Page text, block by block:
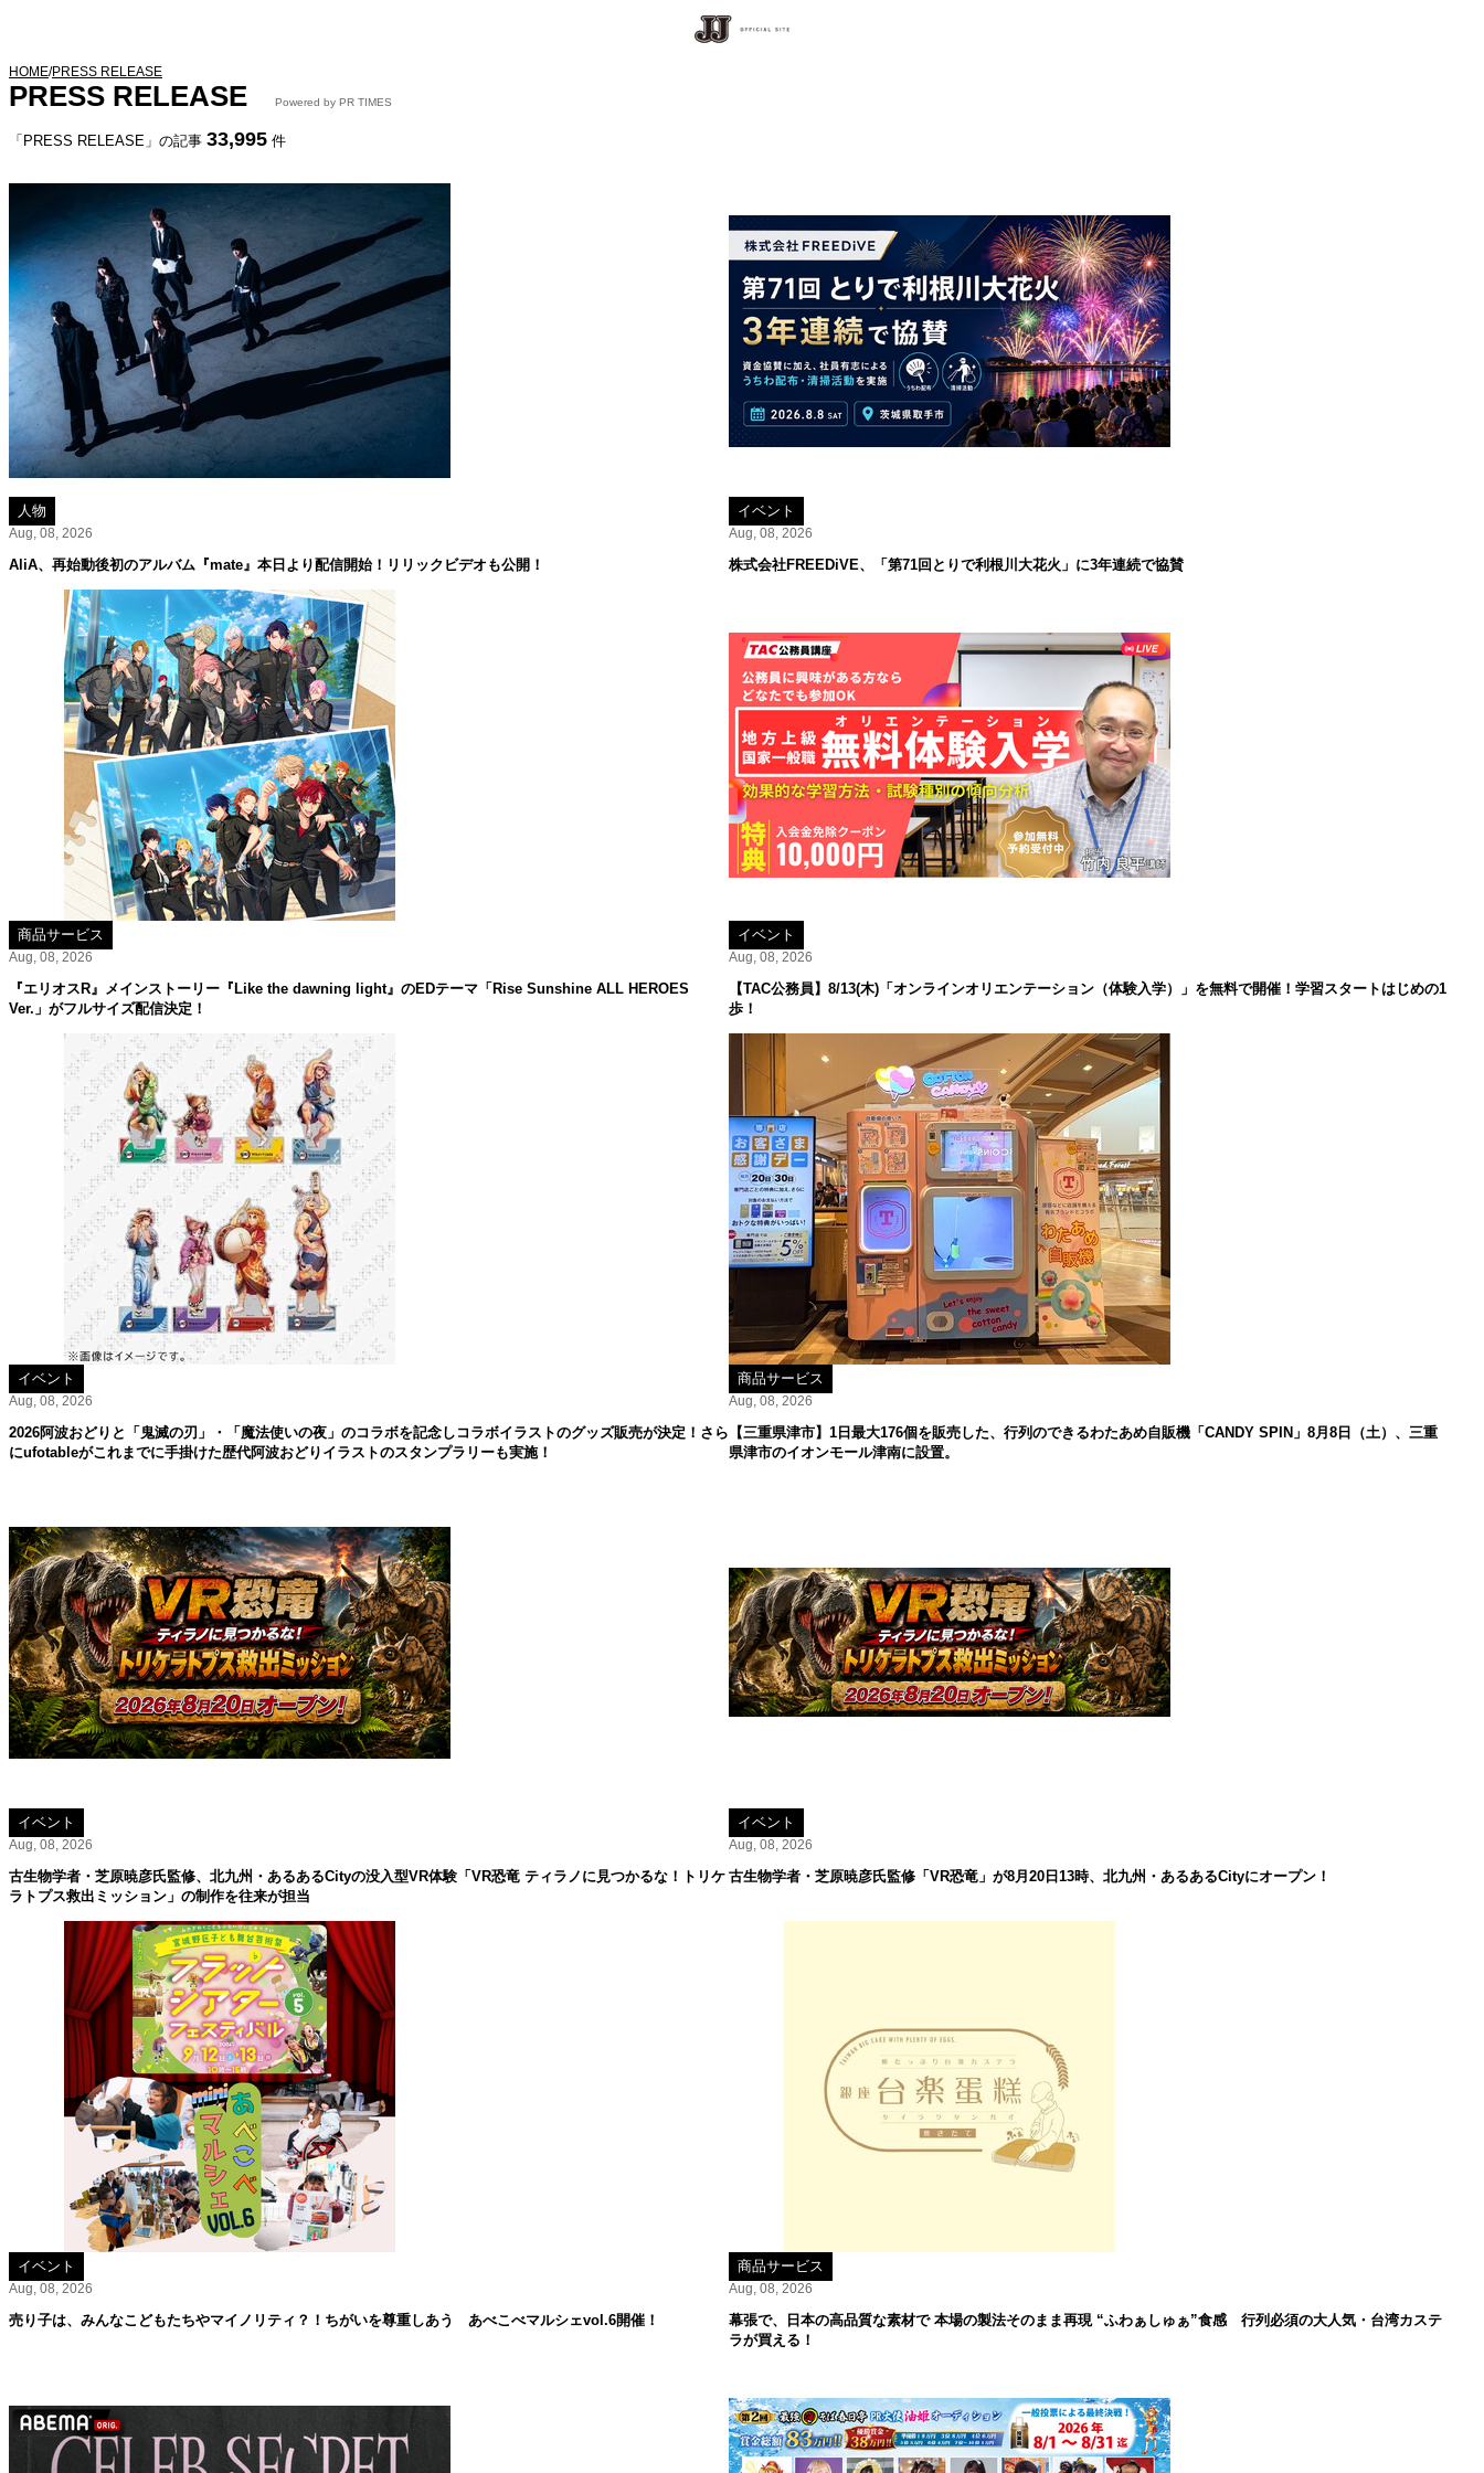
HOME/PRESS RELEASE
PRESS RELEASE Powered by PR TIMES
「PRESS RELEASE」の記事 33,995 件
人物
Aug, 08, 2026
AliA、再始動後初のアルバム『mate』本日より配信開始！リリックビデオも公開！
イベント
Aug, 08, 2026
株式会社FREEDiVE、「第71回とりで利根川大花火」に3年連続で協賛
商品サービス
Aug, 08, 2026
『エリオスR』メインストーリー『Like the dawning light』のEDテーマ「Rise Sunshine ALL HEROES
Ver.」がフルサイズ配信決定！
イベント
Aug, 08, 2026
【TAC公務員】8/13(木)「オンラインオリエンテーション（体験入学）」を無料で開催！学習スタートはじめの1
歩！
イベント
Aug, 08, 2026
2026阿波おどりと「鬼滅の刃」・「魔法使いの夜」のコラボを記念しコラボイラストのグッズ販売が決定！さら
にufotableがこれまでに手掛けた歴代阿波おどりイラストのスタンプラリーも実施！
商品サービス
Aug, 08, 2026
【三重県津市】1日最大176個を販売した、行列のできるわたあめ自販機「CANDY SPIN」8月8日（土）、三重
県津市のイオンモール津南に設置。
イベント
Aug, 08, 2026
古生物学者・芝原暁彦氏監修、北九州・あるあるCityの没入型VR体験「VR恐竜 ティラノに見つかるな！トリケ
ラトプス救出ミッション」の制作を往来が担当
イベント
Aug, 08, 2026
古生物学者・芝原暁彦氏監修「VR恐竜」が8月20日13時、北九州・あるあるCityにオープン！
イベント
Aug, 08, 2026
売り子は、みんなこどもたちやマイノリティ？！ちがいを尊重しあう あべこべマルシェvol.6開催！
商品サービス
Aug, 08, 2026
幕張で、日本の高品質な素材で 本場の製法そのまま再現 “ふわぁしゅぁ”食感 行列必須の大人気・台湾カステ
ラが買える！